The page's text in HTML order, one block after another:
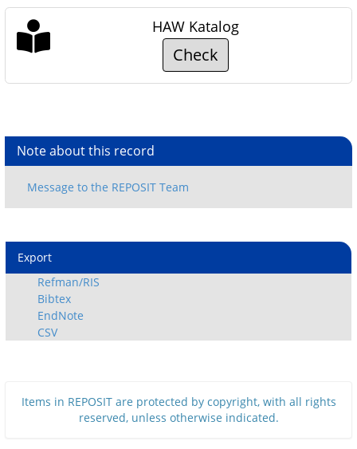
HAW Katalog
Check
Note about this record
Export
Refman/RIS
Bibtex
EndNote
CSV
Items in REPOSIT are protected by copyright, with all rights
reserved, unless otherwise indicated.